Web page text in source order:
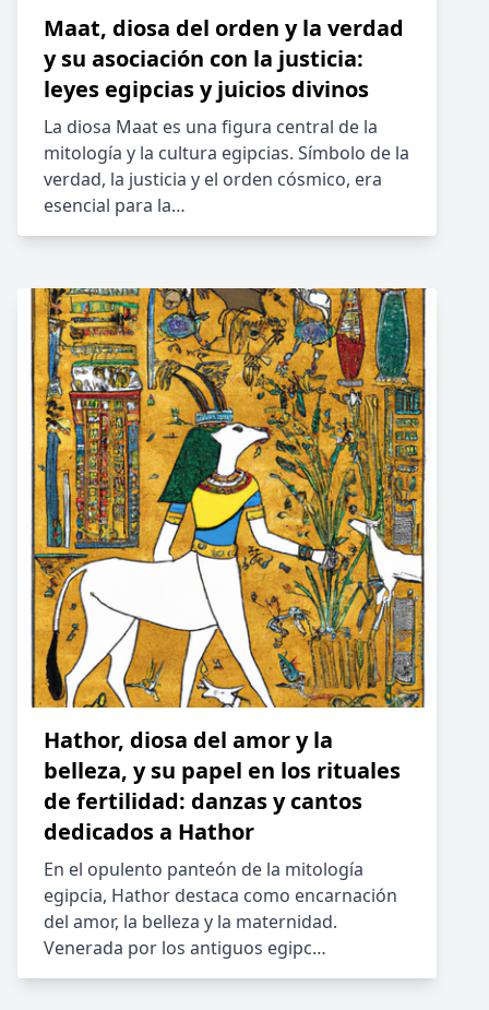
Maat, diosa del orden y la verdad
y su asociación con la justicia:
leyes egipcias y juicios divinos
La diosa Maat es una figura central de la
mitología y la cultura egipcias. Símbolo de la
verdad, la justicia y el orden cósmico, era
esencial para la…
Hathor, diosa del amor y la
belleza, y su papel en los rituales
de fertilidad: danzas y cantos
dedicados a Hathor
En el opulento panteón de la mitología
egipcia, Hathor destaca como encarnación
del amor, la belleza y la maternidad.
Venerada por los antiguos egipc…